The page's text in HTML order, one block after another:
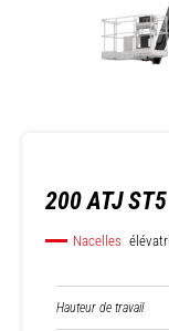
200 ATJ ST5
Nacelles
Hauteur de travail